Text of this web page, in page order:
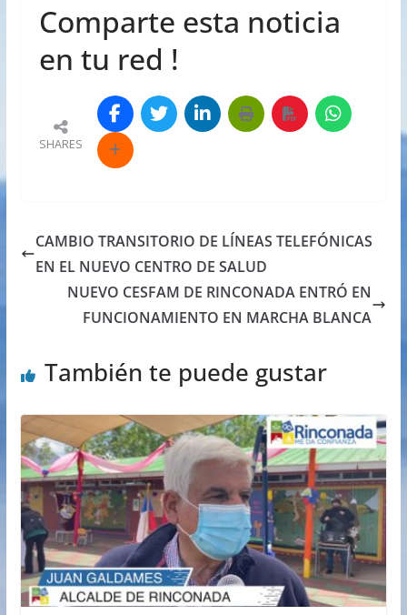
Comparte esta noticia
en tu red !
SHARES
CAMBIO TRANSITORIO DE LÍNEAS TELEFÓNICAS
EN EL NUEVO CENTRO DE SALUD
NUEVO CESFAM DE RINCONADA ENTRÓ EN
FUNCIONAMIENTO EN MARCHA BLANCA
También te puede gustar